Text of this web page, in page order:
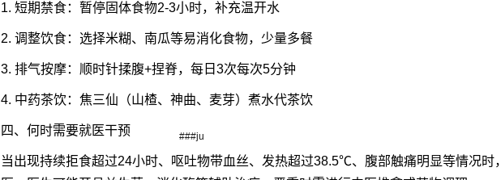
1. 短期禁食：暂停固体食物2-3小时，补充温开水
2. 调整饮食：选择米糊、南瓜等易消化食物，少量多餐
3. 排气按摩：顺时针揉腹+捏脊，每日3次每次5分钟
4. 中药茶饮：焦三仙（山楂、神曲、麦芽）煮水代茶饮
四、何时需要就医干预
当出现持续拒食超过24小时、呕吐物带血丝、发热超过38.5℃、腹部触痛明显等情况时
###ju